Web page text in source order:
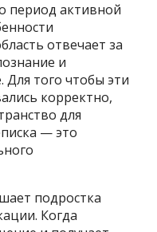
период активной
отвечает за
и
Для того чтобы эти
корректно,
для
— это
подростка
Когда